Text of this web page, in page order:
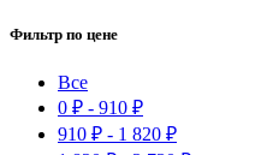
Фильтр по цене
Все
0 ₽ - 910 ₽
910 ₽ - 1 820 ₽